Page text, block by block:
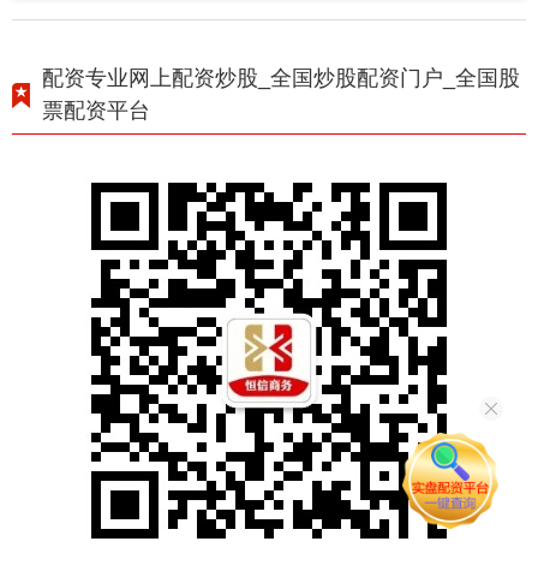
配资专业网上配资炒股_全国炒股配资门户_全国股
票配资平台